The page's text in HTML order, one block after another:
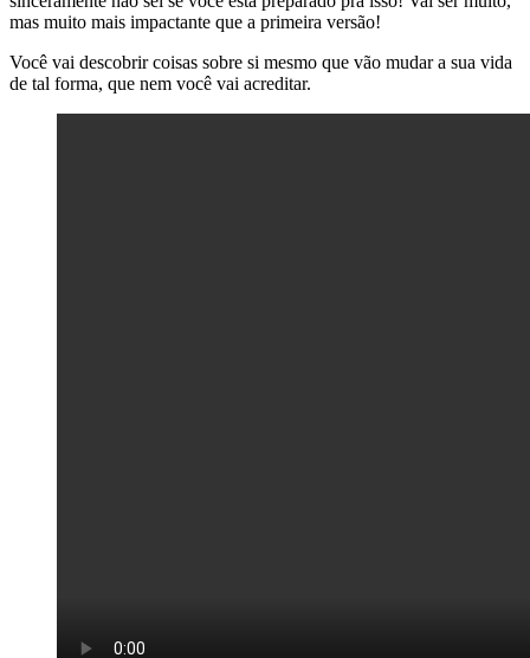
mas muito mais impactante que a primeira versão!
Você vai descobrir coisas sobre si mesmo que vão mudar a sua vida
de tal forma, que nem você vai acreditar.